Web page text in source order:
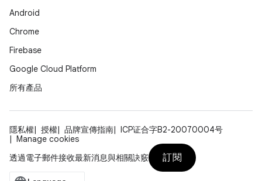
Android
Chrome
Firebase
Google Cloud Platform
所有產品
隱私權 授權 品牌宣傳指南
ICP证合字B2-20070004号
Manage cookies
透過電子郵件接收最新消息與相關訣竅
訂閱